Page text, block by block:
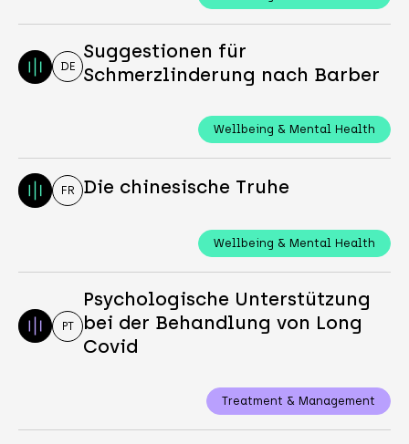
DE
Suggestionen für
Schmerzlinderung nach Barber
Wellbeing & Mental Health
FR Die chinesische Truhe
Wellbeing & Mental Health
PT
Psychologische Unterstützung
bei der Behandlung von Long
Covid
Treatment & Management